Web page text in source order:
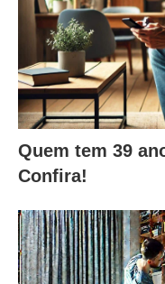
Quem tem 39
Confira!